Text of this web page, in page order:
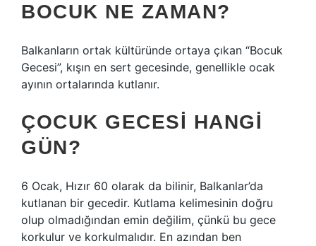
BOCUK NE ZAMAN?
Balkanların ortak kültüründe ortaya çıkan “Bocuk
Gecesi”, kışın en sert gecesinde, genellikle ocak
ayının ortalarında kutlanır.
ÇOCUK GECESI HANGI
GÜN?
6 Ocak, Hızır 60 olarak da bilinir, Balkanlar’da
kutlanan bir gecedir. Kutlama kelimesinin doğru
olup olmadığından emin değilim, çünkü bu gece
korkulur ve korkulmalıdır. En azından ben